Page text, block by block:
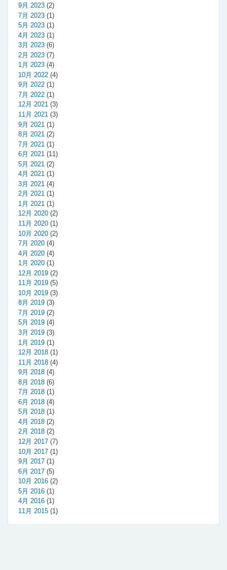
9月 2023 (2)
7月 2023 (1)
5月 2023 (1)
4月 2023 (1)
3月 2023 (6)
2月 2023 (7)
1月 2023 (4)
10月 2022 (4)
9月 2022 (1)
7月 2022 (1)
12月 2021 (3)
11月 2021 (3)
9月 2021 (1)
8月 2021 (2)
7月 2021 (1)
6月 2021 (11)
5月 2021 (2)
4月 2021 (1)
3月 2021 (4)
2月 2021 (1)
1月 2021 (1)
12月 2020 (2)
11月 2020 (1)
10月 2020 (2)
7月 2020 (4)
4月 2020 (4)
1月 2020 (1)
12月 2019 (2)
11月 2019 (5)
10月 2019 (3)
8月 2019 (3)
7月 2019 (2)
5月 2019 (4)
3月 2019 (3)
1月 2019 (1)
12月 2018 (1)
11月 2018 (4)
9月 2018 (4)
8月 2018 (6)
7月 2018 (1)
6月 2018 (4)
5月 2018 (1)
4月 2018 (2)
2月 2018 (2)
12月 2017 (7)
10月 2017 (1)
9月 2017 (1)
6月 2017 (5)
10月 2016 (2)
5月 2016 (1)
4月 2016 (1)
11月 2015 (1)